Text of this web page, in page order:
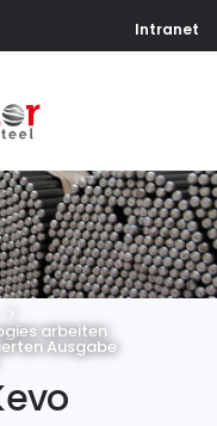
Intranet
arbeiten
Ausgabe